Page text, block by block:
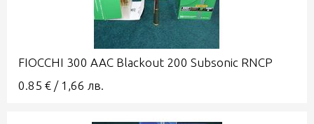
FIOCCHI 300 AAC Blackout 200 Subsonic RNCP
0.85 € / 1,66 лв.